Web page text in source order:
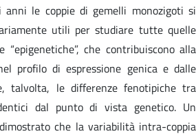
le coppie di gemelli monozigoti si
utili per studiare tutte quelle
“epigenetiche”, che contribuiscono alla
profilo di espressione genica e dalle
talvolta, le differenze fenotipiche tra
dal punto di vista genetico. Un
che la variabilità intra-coppia